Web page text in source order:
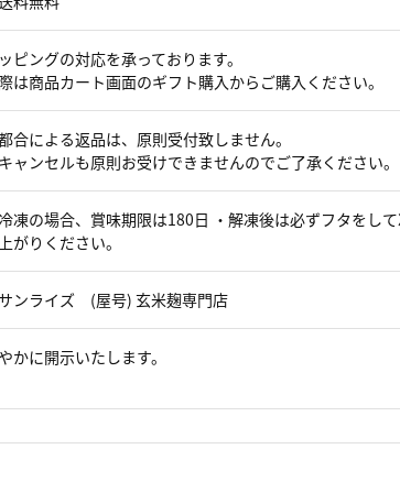
ピングの対応を承っております。
は商品カート画面のギフト購入からご購入ください。
合による返品は、原則受付致しません。
ャンセルも原則お受けできませんのでご了承ください。
凍の場合、賞味期限は180日 ・解凍後は必ずフタをし
がりください。
ンライズ (屋号) 玄米麹専門店
かに開示いたします。